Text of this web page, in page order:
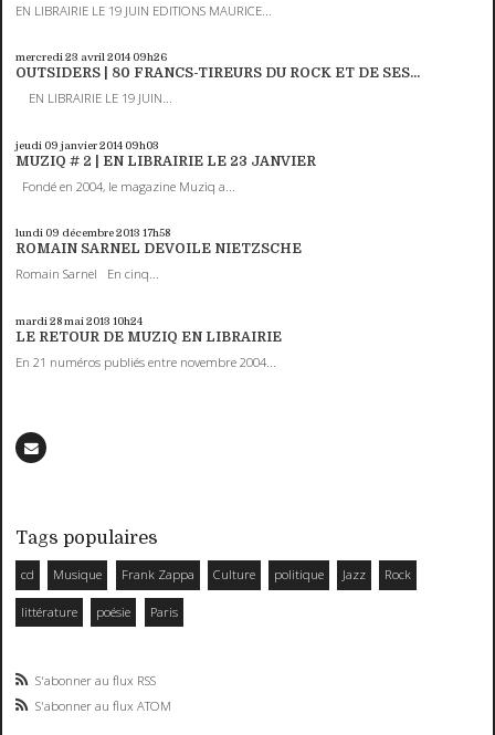
EN LIBRAIRIE LE 19 JUIN EDITIONS MAURICE...
mercredi 23 avril 2014 09h26
OUTSIDERS | 80 FRANCS-TIREURS DU ROCK ET DE SES...
EN LIBRAIRIE LE 19 JUIN...
jeudi 09 janvier 2014 09h03
MUZIQ # 2 | EN LIBRAIRIE LE 23 JANVIER
Fondé en 2004, le magazine Muziq a...
lundi 09 décembre 2013 17h58
ROMAIN SARNEL DEVOILE NIETZSCHE
Romain Sarnel En cinq...
mardi 28mai 2013 10h24
LE RETOUR DE MUZIQ EN LIBRAIRIE
En 21 numéros publiés entre novembre 2004...
Tags populaires
cd Musique Frank Zappa Culture politique Jazz Rock
littérature poésie Paris
S'abonner au flux RSS
S'abonner au flux ATOM